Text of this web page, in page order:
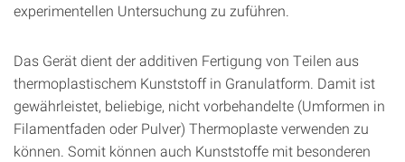
experimentellen Untersuchung zu zuführen.
Das Gerät dient der additiven Fertigung von Teilen aus
thermoplastischem Kunststoff in Granulatform. Damit ist
gewährleistet, beliebige, nicht vorbehandelte (Umformen in
Filamentfaden oder Pulver) Thermoplaste verwenden zu
können. Somit können auch Kunststoffe mit besonderen